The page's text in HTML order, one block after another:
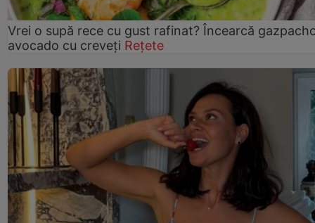
Vrei o supă rece cu gust rafinat? Încearcă
avocado cu creveți Rețete